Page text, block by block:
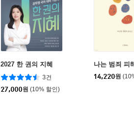
2027 한 권의 지혜
3건
27,000원 (10% 할인)
나는 범죄 피
14,220원